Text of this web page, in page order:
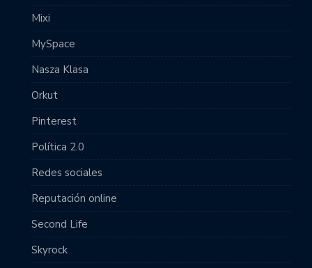
Mixi
MySpace
Nasza Klasa
Orkut
Pinterest
Política 2.0
Redes sociales
Reputación online
Second Life
Skyrock